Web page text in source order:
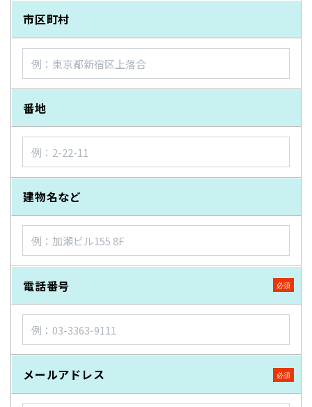
市区町村
番地
建物名など
電話番号
メールアドレス